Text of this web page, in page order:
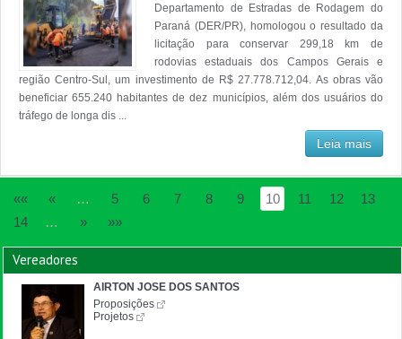
Departamento de Estradas de Rodagem do
Paraná (DER/PR), homologou o resultado da
licitação para conservar 299,18 km de
rodovias estaduais dos Campos Gerais e
região Centro-Sul, um investimento de R$ 27.778.712,04. As obras vão
beneficiar 655.240 habitantes de dez municípios, além dos usuários do
tráfego de longa dis ...
Leia mais
«« « … 5 6 7 8 9 10 11 12
13
14
… » »»
Vereadores
AIRTON JOSE DOS SANTOS
Proposições
Projetos